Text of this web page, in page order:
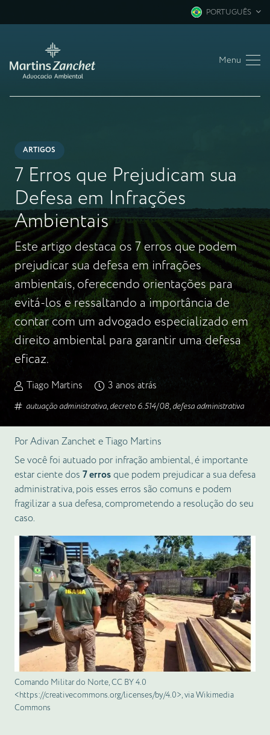
PORTUGUÊS
Menu
ARTIGOS
7 Erros que Prejudicam sua
Defesa em Infrações
Ambientais
Este artigo destaca os 7 erros que podem
prejudicar sua defesa em infrações
ambientais, oferecendo orientações para
evitá-los e ressaltando a importância de
contar com um advogado especializado em
direito ambiental para garantir uma defesa
eficaz.
Tiago Martins 3 anos atrás
autuação administrativa,decreto 6.514/08,defesa administrativa
Por Adivan Zanchet e Tiago Martins
Se você foi autuado por infração ambiental, é importante
estar ciente dos 7 errosque podem prejudicar a sua defesa
administrativa, pois esses erros são comuns e podem
fragilizar a sua defesa, comprometendo a resolução do seu
caso.
Comando Militar do Norte, CC BY 4.0
<https://creativecommons.org/licenses/by/4.0>, via Wikimedia
Commons